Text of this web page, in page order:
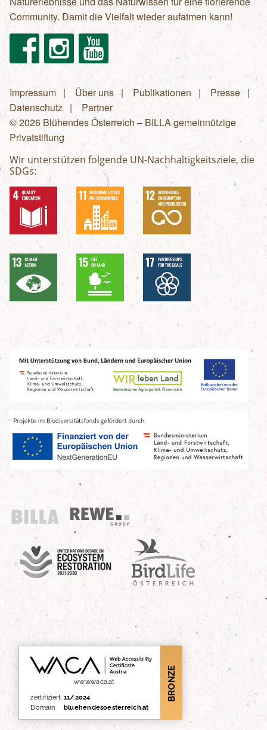
Community. Damit die Vielfalt wieder aufatmen kann!
FacebookInstagram Youtube
Fußzeilenmenü
Impressum Über uns Publikationen
Presse
Datenschutz
Partner
© 2026 Blühendes Österreich – BILLA gemeinnützige
Privatstiftung
Wir unterstützen folgende UN-Nachhaltigkeitsziele, die
SDGs:
Billa
REWE Group
UN Decade
Birdlife